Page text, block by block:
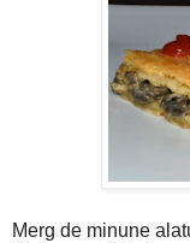
Merg de minune